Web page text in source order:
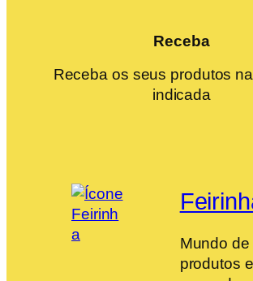
Receba
Receba os seus produtos
indicada
Mundo de
produtos